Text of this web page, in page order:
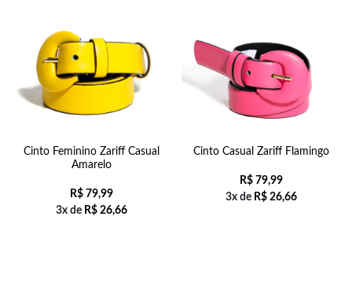
Cinto Feminino Zariff Casual
Amarelo
R$79,99
3x de R$26,66
Cinto Casual Zariff Flamingo
R$79,99
3x de R$26,66